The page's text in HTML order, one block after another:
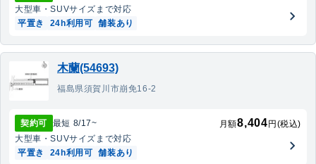
大型車・SUVサイズまで対応
平置き
24h利用可 舗装あり
木蘭(54693)
福島県須賀川市崩免16-2
契約可 最短 8/17~ 月額8,404 円(税込)
大型車・SUVサイズまで対応
平置き
24h利用可 舗装あり